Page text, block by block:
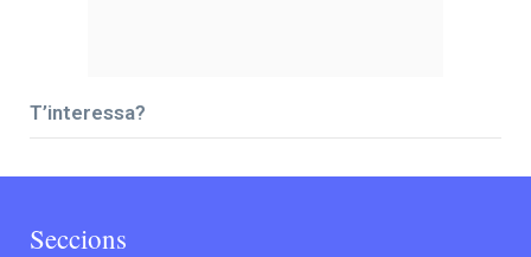
T’interessa?
Seccions